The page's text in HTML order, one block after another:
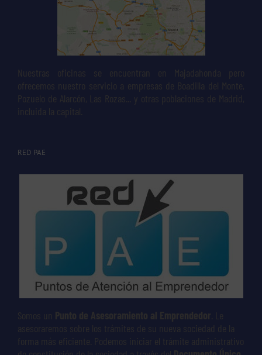
Nuestras oficinas se encuentran en Majadahonda pero
ofrecemos nuestro servicio a empresas de Boadilla del Monte,
Pozuelo de Alarcón, Las Rozas... y otras poblaciones de Madrid,
incluida la capital.
RED PAE
Somos un Punto de Asesoramiento al Emprendedor . Le
asesoraremos sobre los trámites de su nueva sociedad de la
forma más eficiente. Podemos iniciar el trámite administrativo